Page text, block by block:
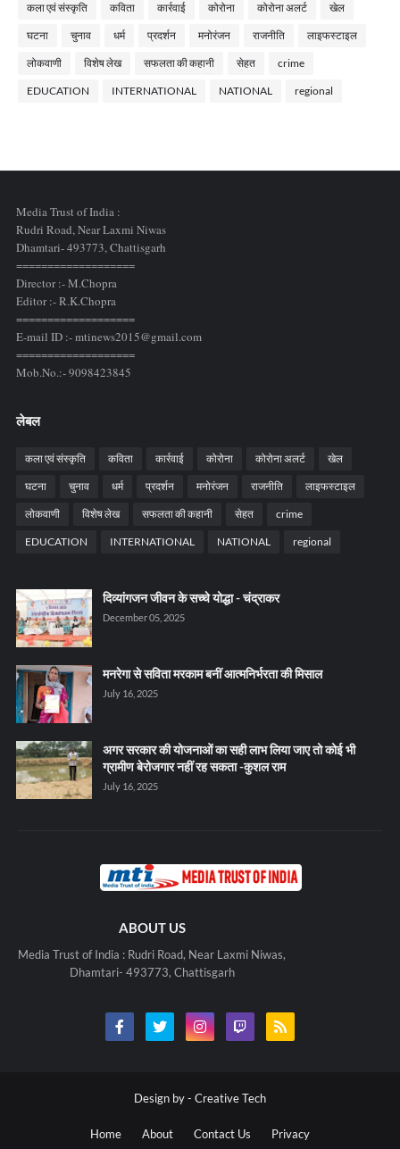
कला एवं संस्कृति कविता कार्रवाई कोरोना कोरोना अलर्ट खेल
घटना चुनाव धर्म प्रदर्शन मनोरंजन राजनीति लाइफस्टाइल
लोकवाणी विशेष लेख सफलता की कहानी सेहत crime
EDUCATION INTERNATIONAL NATIONAL regional
Media Trust of India :
Rudri Road, Near Laxmi Niwas
Dhamtari- 493773,Chattisgarh
===================
Director :- M.Chopra
Editor :- R.K.Chopra
===================
E-mail ID :- mtinews2015@gmail.com
===================
Mob.No.:- 9098423845
लेबल
कला एवं संस्कृति कविता कार्रवाई कोरोना कोरोना अलर्ट खेल
घटना चुनाव धर्म प्रदर्शन मनोरंजन राजनीति लाइफस्टाइल
लोकवाणी विशेष लेख सफलता की कहानी सेहत crime
EDUCATION INTERNATIONAL NATIONAL regional
दिव्यांगजन जीवन के सच्चे योद्धा - चंद्राकर
December 05, 2025
मनरेगा से सविता मरकाम बनीं आत्मनिर्भरता की मिसाल
July 16, 2025
अगर सरकार की योजनाओं का सही लाभ लिया जाए तो कोई भी
ग्रामीण बेरोजगार नहीं रह सकता -कुशल राम
July 16, 2025
ABOUT US
Media Trust of India : Rudri Road, Near Laxmi Niwas,
Dhamtari- 493773, Chattisgarh
Design by - Creative Tech
Home About Contact Us Privacy